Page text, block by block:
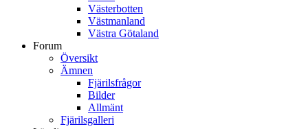
Västerbotten
Västmanland
Västra Götaland
Forum
Översikt
Ämnen
Fjärilsfrågor
Bilder
Allmänt
Fjärilsgalleri